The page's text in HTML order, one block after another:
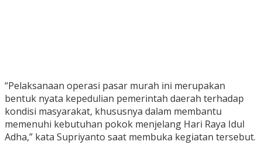
“Pelaksanaan operasi pasar murah ini merupakan
bentuk nyata kepedulian pemerintah daerah terhadap
kondisi masyarakat, khususnya dalam membantu
memenuhi kebutuhan pokok menjelang Hari Raya Idul
Adha,” kata Supriyanto saat membuka kegiatan tersebut.